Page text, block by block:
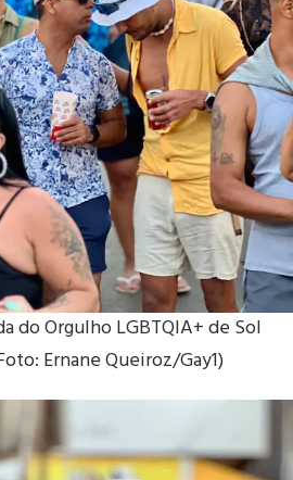
do Orgulho LGBTQIA+ de Sol
Ernane Queiroz/Gay1)